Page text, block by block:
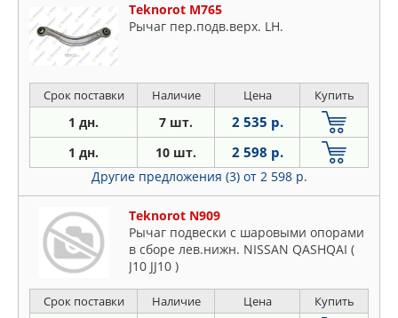
Teknorot M765
Рычаг пер.подв.верх. LH.
Срок поставки Наличие Цена Купить
1 дн. 7 шт. 2 535 р.
1 дн. 10 шт. 2 598 р.
Другие предложения (3) от 2 598 р.
Teknorot N909
Рычаг подвески с шаровыми опорами
в сборе лев.нижн. NISSAN QASHQAI (
J10 JJ10 )
Срок поставки Наличие Цена Купить